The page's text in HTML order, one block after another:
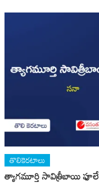
తొలికెరటాలు
త్యాగమూర్తి సావిత్రీబాయి ఫూలే